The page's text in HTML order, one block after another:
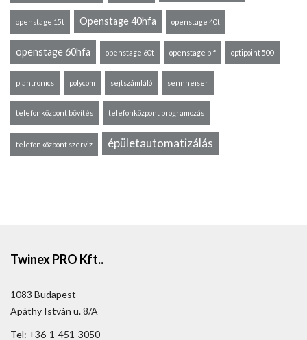
openstage 15t Openstage 40hfa openstage 40t
openstage 60hfa openstage 60t openstage blf optipoint 500
plantronics polycom sejtszámláló sennheiser
telefonközpont bővítés telefonközpont programozás
telefonközpont szerviz épületautomatizálás
Twinex PRO Kft..
1083 Budapest
Apáthy István u. 8/A
Tel: +36-1-451-3050